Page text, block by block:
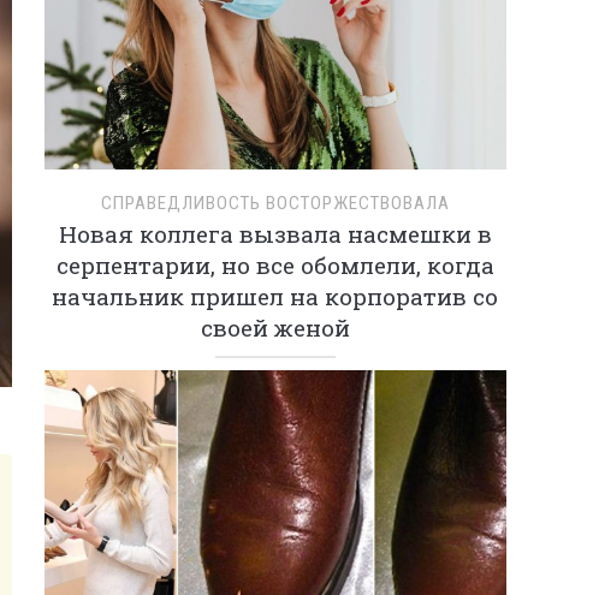
СПРАВЕДЛИВОСТЬ ВОСТОРЖЕСТВОВАЛА
Новая коллега вызвала насмешки в
серпентарии, но все обомлели, когда
начальник пришел на корпоратив со
своей женой